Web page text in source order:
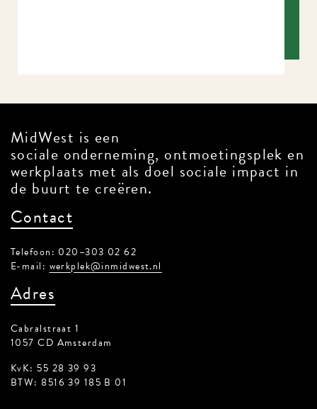
MidWest is een
sociale onderneming, ontmoetingsplek
en werkplaats met als doel sociale
impact in de buurt te creëren.
Contact
Telefoon: 020–303 02 62
E-mail: werkplek@inmidwest.nl
Adres
Cabralstraat 1
1057 CD Amsterdam
KvK: 55 28 39 93
BTW: 8516 39 185 B 01